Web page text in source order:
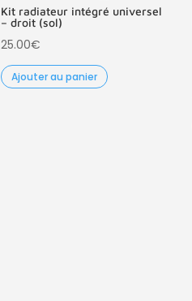
Kit radiateur intégré universel
– droit (sol)
25.00€
Ajouter au panier